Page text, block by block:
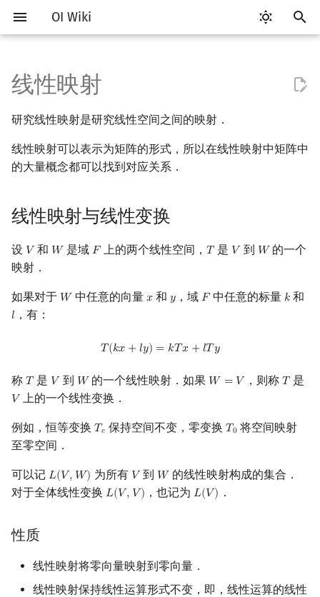
OI Wiki
入
以
开
始
搜
Getting Started
如何参与
数学符号表
F.A.Q.
致谢
比赛相关简介
题型
技巧
出题
工具软件简介
Kate
Dev-C++
CLion
GUIDE
Code::Blocks
评测工具
编译器
WSL (Windows 10)
Testlib
OJ 工具
LaTeX 入门
语言基础简介
函数
文件操作
C++ 标准库
新版 C++ 特性
Lambda 表达式
pb_ds
Pascal 转 C++ 急救
Python 速成
Java 进阶
算法基础简介
枚举
贪心
排序 快速排序
归并排序
堆排序
锦标赛排序
排序应用
二分
构造
搜索部分简介
BFS（搜索）
A*
迭代加深搜索
回溯法
Alpha–Beta 剪枝
优化
动态规划部分简介
记忆化搜索
DAG 上的 DP
树形 DP
数位 DP
计数 DP
动态 DP
DP 优化
状态设计优化
字符串部分简介
标准库
字典树 (Trie)
前缀函数与 KMP 算法
Boyer–Moore 算法
Z 函数（扩展 KMP）
后缀数组 (SA)
后缀自动机 (SAM)
后缀树
数字系统简介
平衡三进制
数论基础
素数
筛法
分解质因数
裴蜀定理 & 一次不定方程
费马小定理 & 欧拉定理
线性同余方程
中国剩余定理
卢卡斯定理
多项式与生成函数简介
快速傅里叶变换
Chirp Z 变换
多项式牛顿迭代
多项式多点求值|快速插值
多项式初等函数
多项式平移|连续点值平移
符号化方法
普通生成函数
排列组合
容斥原理
卡特兰数
斯特林数
伯努利数
Eulerian Number
分拆数
图论计数
线性映射与线性变换
线性映射的矩阵表示
线性变换构成的空间
坐标
过渡矩阵
参考资料
线性规划基础
基本概念
环论
基本概念
随机变量
博弈论简介
零和游戏
插值
高斯消元
数据结构部分简介
队列
并查集
堆
单调栈
ST 表
树状数组
值
Kinetic Tournament Tree
二叉搜索树 & 平衡树
Size Balanced Tree
AVL 树
红黑树
图论部分简介
图的存储
树上问题
树上启发式合并
虚树
树分治
树哈希
有向无环图
最短路问题
斯坦纳树
拆点
最小环
计算几何部分简介
三维计算几何基础
三角剖分
凸包
旋转卡壳
平面最近点对
随机增量法
杂项简介
双指针
随机化
悬线法
计算理论基础
约瑟夫问题
表达式求值
Garsia–Wachs 算法
RMQ
括号序列
线性映射
研究线性映射是研究线性空间之间的映射．
线性映射可以表示为矩阵的形式，所以在线性映射中矩阵中
的大量概念都可以找到对应关系．
线性映射与线性变换
设 𝑉
V 和 𝑊
W 是域𝐹
F 上的两个线性空间，𝑇
T 是 𝑉
V 到 𝑊
W的一个
映射．
如果对于 𝑊
W中任意的向量 𝑥
x和 𝑦
y，域 𝐹
F 中任意的标量 𝑘
k 和
𝑙l ，有：
𝑇(𝑘𝑥 +𝑙𝑦) = 𝑘𝑇𝑥 +𝑙𝑇 𝑦
T (kx +ly )= kTx+l Ty
称 𝑇
T 是 𝑉
V 到 𝑊
W的一个线性映射．如果 𝑊 = 𝑉
W= V ，则称 𝑇
T 是
𝑉
V 上的一个线性变换．
例如，恒等变换 𝑇𝑒
Te 保持空间不变，零变换 𝑇0
T0 将空间映射
至零空间．
可以记 𝐿(𝑉, 𝑊)
L(V,W ) 为所有 𝑉
V到 𝑊
W的线性映射构成的集合．
对于全体线性变换 𝐿(𝑉, 𝑉)
L(V,V ，也记为 𝐿(𝑉)
L(V) ．
性质
线性映射将零向量映射到零向量．
线性映射保持线性运算形式不变，即，线性运算的线性